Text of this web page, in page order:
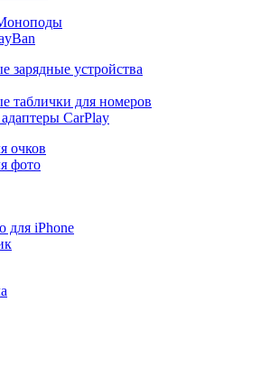
зарядные устройства
таблички для номеров
CarPlay
очков
фото
для iPhone